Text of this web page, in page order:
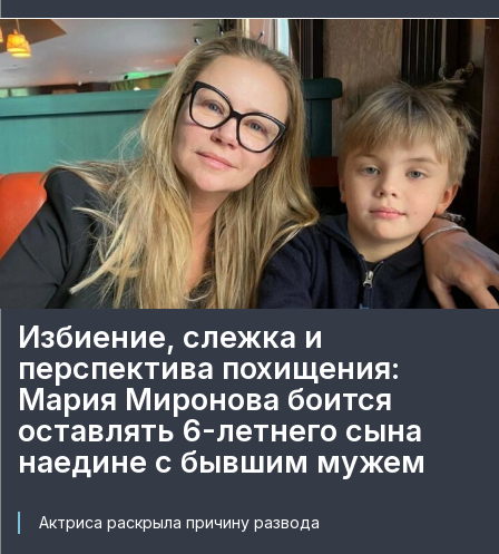
Избиение, слежка и
перспектива похищения:
Мария Миронова боится
оставлять 6-летнего сына
наедине с бывшим мужем
Актриса раскрыла причину развода